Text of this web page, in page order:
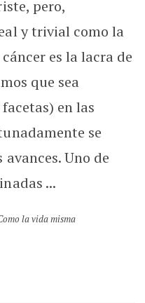
pero,
y trivial como la
es la lacra de
que sea
en las
se
Uno de
...
la vida misma